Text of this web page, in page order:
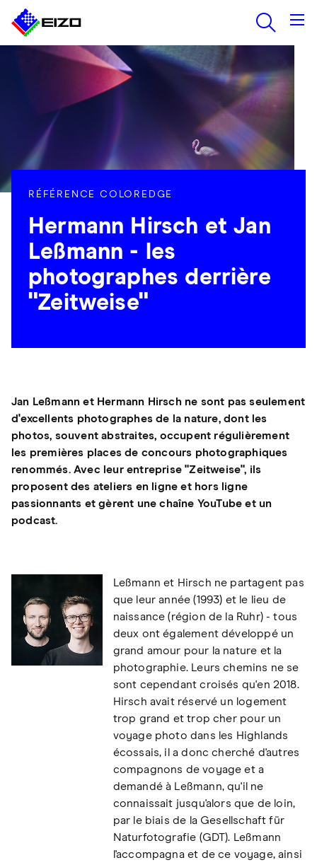
RÉFÉRENCE COLOREDGE
Hermann Hirsch et Jan
Leßmann - les
photographes derrière
"Zeitweise"
Jan Leßmann et Hermann Hirsch ne sont pas seulement
d'excellents photographes de la nature, dont les
photos, souvent abstraites, occupent régulièrement
les premières places de concours photographiques
renommés. Avec leur entreprise "Zeitweise", ils
proposent des ateliers en ligne et hors ligne
passionnants et gèrent une chaîne YouTube et un
podcast.
Leßmann et Hirsch ne partagent pas
que leur année (1993) et le lieu de
naissance (région de la Ruhr) - tous
deux ont également développé un
grand amour pour la nature et la
photographie. Leurs chemins ne se
sont cependant croisés qu'en 2018.
Hirsch avait réservé un logement
trop grand et trop cher pour un
voyage photo dans les Highlands
écossais, il a donc cherché d'autres
compagnons de voyage et a
demandé à Leßmann, qu'il ne
connaissait jusqu'alors que de loin,
par le biais de la Gesellschaft für
Naturfotografie (GDT). Leßmann
l'accompagna et de ce voyage, ainsi